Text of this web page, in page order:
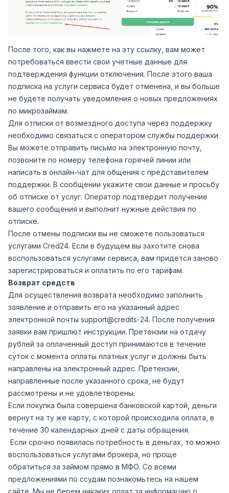
После того, как вы нажмете на эту ссылку, вам может
потребоваться ввести свои учетные данные для
подтверждения функции отключения. После этого ваша
подписка на услуги сервиса будет отменена, и вы больше
не будете получать уведомления о новых предложениях
по микрозаймам.
Для отписки от возмездного доступа через поддержку
необходимо связаться с оператором службы поддержки.
Вы можете отправить письмо на электронную почту,
позвоните по номеру телефона горячей линии или
написать в онлайн-чат для общения с представителем
поддержки. В сообщении укажите свои данные и просьбу
об отписке от услуг. Оператор подтвердит получение
вашего сообщения и выполнит нужные действия по
отписке.
После отмены подписки вы не сможете пользоваться
услугами Сred24. Если в будущем вы захотите снова
воспользоваться услугами сервиса, вам придется заново
зарегистрироваться и оплатить по его тарифам.
Возврат средств
Для осуществления возврата необходимо заполнить
заявление и отправить его на указанный адрес
электронной почты support@credits-24. После получения
заявки вам пришлют инструкции. Претензии на отдачу
рублей за оплаченный доступ принимаются в течение
суток с момента оплаты платных услуг и должны быть
направлены на электронный адрес. Претензии,
направленные после указанного срока, не будут
рассмотрены и не удовлетворены.
Если покупка была совершена банковской картой, деньги
вернут на ту же карту, с которой происходила оплата, в
течение 30 календарных дней с даты обращения.
Если срочно появилась потребность в деньгах, то можно
воспользоваться услугами брокера, но проще
обратиться за займом прямо в МФО. Со всеми
предложениями по ссудам познакомьтесь на нашем
сайте. Мы не берем никаких оплат за информацию о